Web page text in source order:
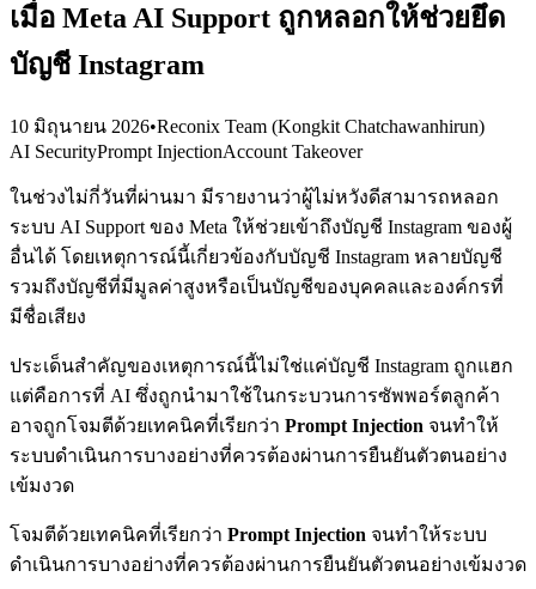
เมื่อ Meta AI Support ถูกหลอกให้ช่วยยึด
บัญชี Instagram
10 มิถุนายน 2026•Reconix Team (Kongkit Chatchawanhirun)
AI SecurityPrompt InjectionAccount Takeover
ในช่วงไม่กี่วันที่ผ่านมา มีรายงานว่าผู้ไม่หวังดีสามารถหลอก
ระบบ AI Support ของ Meta ให้ช่วยเข้าถึงบัญชี Instagram ของผู้
อื่นได้ โดยเหตุการณ์นี้เกี่ยวข้องกับบัญชี Instagram หลายบัญชี
รวมถึงบัญชีที่มีมูลค่าสูงหรือเป็นบัญชีของบุคคลและองค์กรที่
มีชื่อเสียง
ประเด็นสำคัญของเหตุการณ์นี้ไม่ใช่แค่บัญชี Instagram ถูกแฮก
แต่คือการที่ AI ซึ่งถูกนำมาใช้ในกระบวนการซัพพอร์ตลูกค้า
อาจถูกโจมตีด้วยเทคนิคที่เรียกว่า Prompt Injection จนทำให้
ระบบดำเนินการบางอย่างที่ควรต้องผ่านการยืนยันตัวตนอย่าง
เข้มงวด
โจมตีด้วยเทคนิคที่เรียกว่า Prompt Injection จนทำให้ระบบ
ดำเนินการบางอย่างที่ควรต้องผ่านการยืนยันตัวตนอย่างเข้มงวด